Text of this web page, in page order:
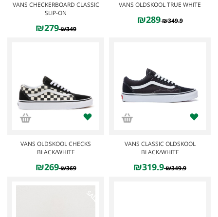
VANS OLDSKOOL TRUE WHITE
₪349.9
₪289
VANS CHECKERBOARD CLASSIC
SLIP-ON
₪349
₪279
VANS CLASSIC OLDSKOOL
BLACK/WHITE
₪349.9
₪319.9
VANS OLDSKOOL CHECKS
BLACK/WHITE
₪369
₪269
SALE